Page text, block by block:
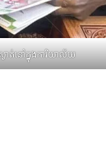
ាត់នៅក្នុងការិយាល័យ